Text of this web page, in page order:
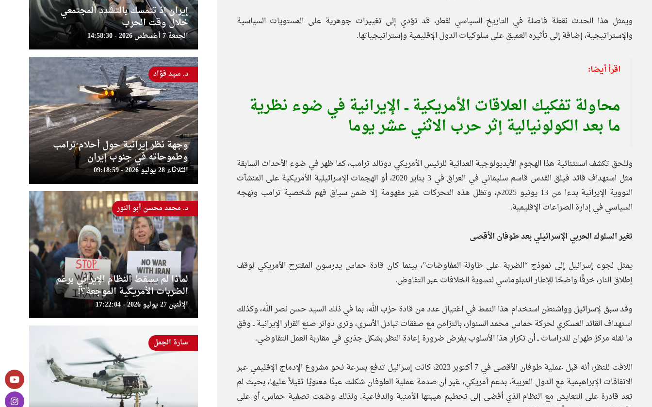
ويمثل هذا الحدث نقطة فاصلة في التاريخ السياسي لقطر، قد تؤدي إلى تغييرات جوهرية على المستويات السياسية
والإستراتيجية، إضافة إلى تأثيره العميق على سلوكيات الدول الإقليمية وإستراتيجياتها.
اقرأ أيضا:
محاولة تفكيك العلاقات الأمريكية ــ الإيرانية في ضوء نظرية
ما بعد الكولونيالية إثر حرب الاثني عشر يوما
وللحق تكشف استثنائية هذا الهجوم الأيديولوجية العدائية للرئيس الأمريكي دونالد ترامب، كما ظهر في ضوء الأحداث السابقة
مثل استهداف قائد فيلق القدس قاسم سليماني في العراق في 3 يناير 2020، أو الهجمات الإسرائيلية الأمريكية على المنشآت
النووية الإيرانية بدءا من 13 يونيو 2025م، وتظل هذه التحركات غير مفهومة إلا ضمن سياق فهم شخصية ترامب ونهجه
السياسي في إدارة الصراعات الإقليمية.
تغير السلوك الحربي الإسرائيلي بعد طوفان الأقصى
يمثل لجوء إسرائيل إلى نموذج “الضربة على طاولة المفاوضات”، بينما كان قادة حماس يدرسون المقترح الأمريكي لوقف
إطلاق النار، خرقًا واضحًا للإطار الدبلوماسي لتسوية الخلافات عبر التفاوض.
وقد سبق لإسرائيل وواشنطن استخدام هذا النمط في اغتيال عدد من قادة حزب الله، بما في ذلك السيد حسن نصر الله، وكذلك
استهداف القائد العسكري لحركة حماس محمد السنوار، بالتزامن مع صفقات تبادل الأسرى، وترى دوائر صنع القرار الإيرانية ــ وفق
ما نقله مركز طهران للدراسات ــ أن تكرار هذا الأسلوب يفرض ضرورة إعادة النظر بشكل جذري في مقاربة العمل التفاوضي.
اللافت للنظر، أنه قبل عملية طوفان الأقصى في 7 أكتوبر 2023، كانت إسرائيل تدفع بسرعة نحو مشروع الإدماج الإقليمي عبر
الاتفاقات الإبراهيمية مع الدول العربية، بدعم أمريكي، غير أن صدمة عملية الطوفان شكلت عبئًا معنويًا ثقيلاً عليها، بحيث لم
تعد قادرة على التعايش مع النظام الذي أفضى إلى تحطيم هيبتها الأمنية والدفاعية. ولذلك وضعت تصفية حماس، أو على
إيران إذ تتمسك بالتشدد المجتمعي
خلال وقت الحرب
الجمعة 7 أغسطس 2026 - 14:58:30
وجهة نظر إيرانية حول أحلام ترامب
وطموحاته في جنوب إيران
الثلاثاء 28 يوليو 2026 - 09:18:59
د. سيد فؤاد
لماذا لم يسقط النظام الإيراني برغم
الضربات الأمريكية الموجعة؟!
الإثنين 27 يوليو 2026 - 17:22:04
د. محمد محسن أبو النور
سارة الجمل